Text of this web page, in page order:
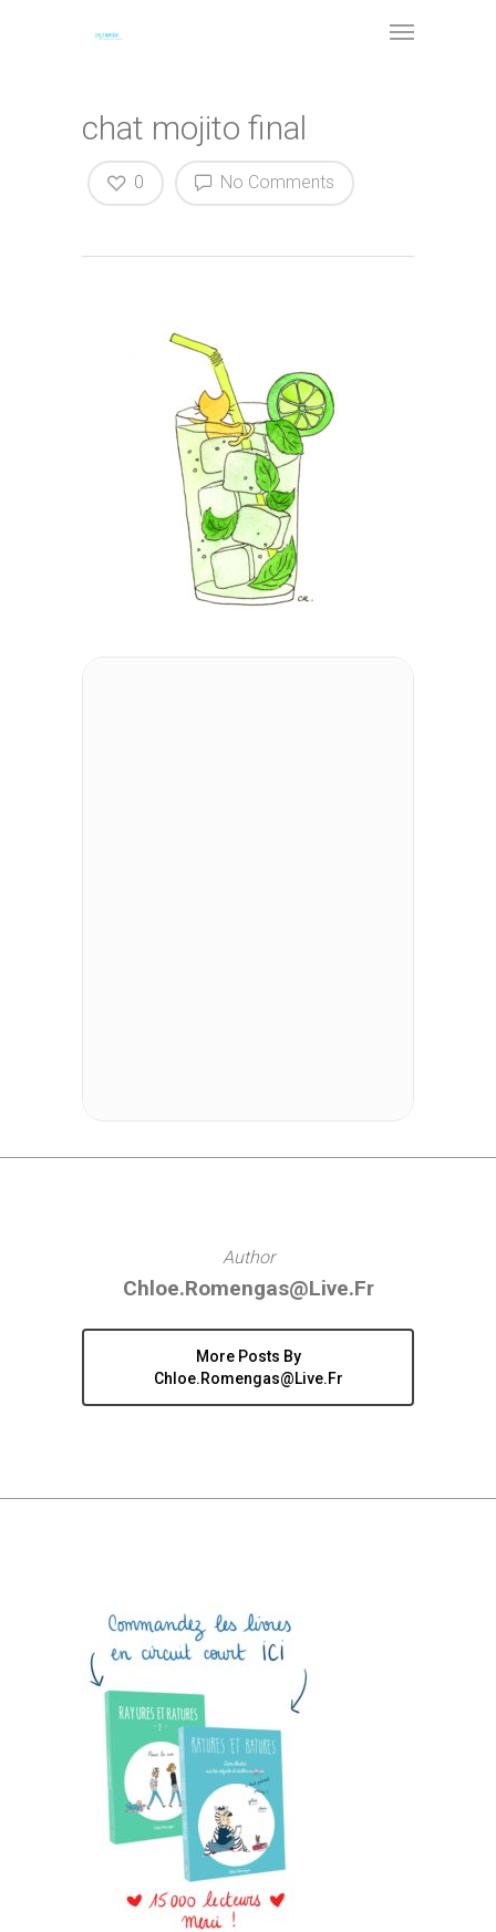
chat mojito final
No Comments
0
Author
Chloe.romengas@live.fr
More Posts By
Chloe.romengas@live.fr